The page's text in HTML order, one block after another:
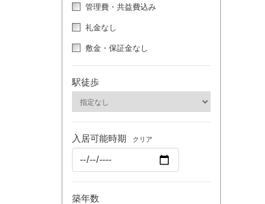
管理費・共益費込み
礼金なし
敷金・保証金なし
駅徒歩
入居可能時期 クリア
築年数